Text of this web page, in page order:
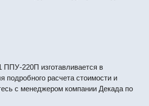
220П изготавливается в
подробного расчета стоимости и
с менеджером компании Декада по